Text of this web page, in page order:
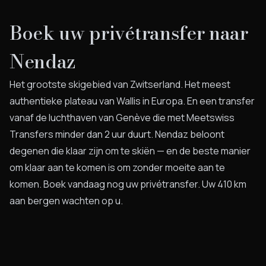
Boek uw privétransfer naar
Nendaz
Het grootste skigebied van Zwitserland. Het meest
authentieke plateau van Wallis in Europa. En een transfer
vanaf de luchthaven van Genève die met Meetswiss
Transfers minder dan 2 uur duurt. Nendaz beloont
degenen die klaar zijn om te skiën — en de beste manier
om klaar aan te komen is om zonder moeite aan te
komen. Boek vandaag nog uw privétransfer. Uw 410 km
aan bergen wachten op u.